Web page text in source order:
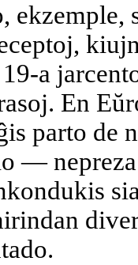
ekzemple,
a
En
parto de
—